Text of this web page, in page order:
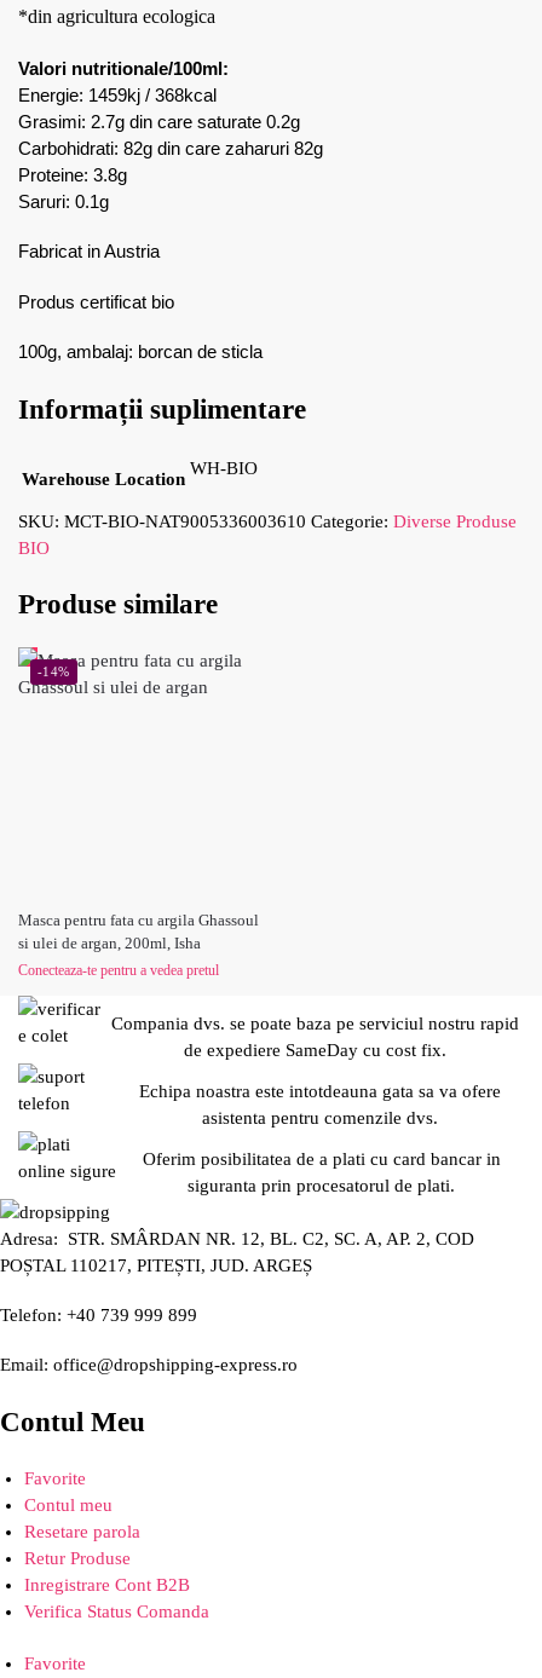
*din agricultura ecologica
Valori nutritionale/100ml:
Energie: 1459kj / 368kcal
Grasimi: 2.7g din care saturate 0.2g
Carbohidrati: 82g din care zaharuri 82g
Proteine: 3.8g
Saruri: 0.1g
Fabricat in Austria
Produs certificat bio
100g, ambalaj: borcan de sticla
Informații suplimentare
Warehouse Location
WH-BIO
SKU: MCT-BIO-NAT9005336003610 Categorie: Diverse Produse
BIO
Produse similare
-14%
Masca pentru fata cu argila Ghassoul
si ulei de argan, 200ml, Isha
Conecteaza-te pentru a vedea pretul
Compania dvs. se poate baza pe serviciul nostru rapid
de expediere SameDay cu cost fix.
Echipa noastra este intotdeauna gata sa va ofere
asistenta pentru comenzile dvs.
Oferim posibilitatea de a plati cu card bancar in
siguranta prin procesatorul de plati.
Adresa: STR. SMÂRDAN NR. 12, BL. C2, SC. A, AP. 2, COD
POȘTAL 110217, PITEȘTI, JUD. ARGEȘ
Telefon: +40 739 999 899
Email: office@dropshipping-express.ro
Contul Meu
Favorite
Contul meu
Resetare parola
Retur Produse
Inregistrare Cont B2B
Verifica Status Comanda
Favorite